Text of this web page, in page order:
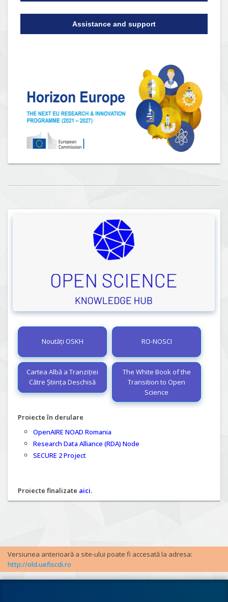
Assistance and support
Noutăți OSKH RO-NOSCI
Cartea Albă a Tranziției
Către Știința Deschisă
The White Book of the
Transition to Open
Science
Proiecte în derulare
OpenAIRE NOAD Romania
Research Data Alliance (RDA) Node
SECURE 2 Project
Proiecte finalizate aici.
Versiunea anterioară a site-ului poate fi accesată la adresa:
http://old.uefiscdi.ro